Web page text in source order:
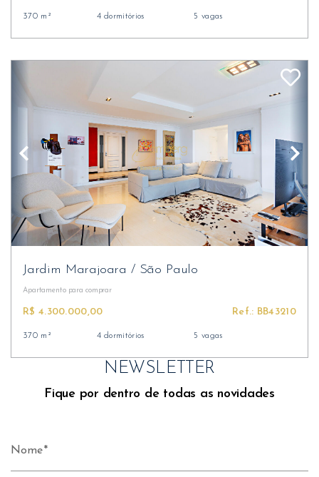
370 m² 4 dormitórios 5 vagas
Jardim Marajoara / São Paulo
Apartamento para comprar
R$ 4.300.000,00 Ref.: BB43210
370 m² 4 dormitórios 5 vagas
NEWSLETTER
Fique por dentro de todas as novidades
Nome